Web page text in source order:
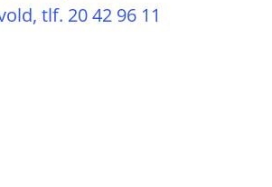
tlf. 20 42 96 11